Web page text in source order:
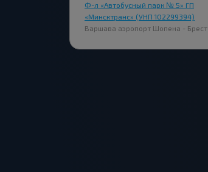
Ф-л «Автобусный парк № 5» ГП
«Минсктранс» (УНП 102299394)
Варшава аэропорт Шопена - Брест